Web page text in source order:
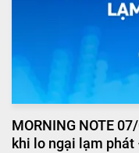
MORNING NOTE
khi lo ngại lạm phát